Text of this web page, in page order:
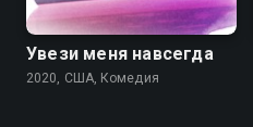
Увези меня навсегда
2020, США, Комедия